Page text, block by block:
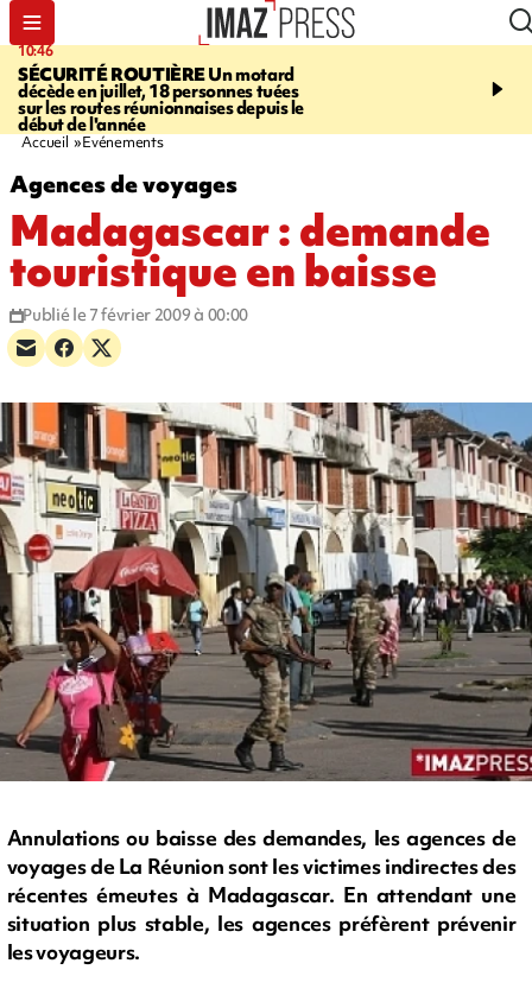
10:46
SÉCURITÉ ROUTIÈREUn motard
décède en juillet, 18 personnes tuées
sur les routes réunionnaises depuis le
début de l'année
13:49
mineurs - un courrier
Accueil Evénements
Agences de voyages
Madagascar : demande
touristique en baisse
Publié le 7 février 2009 à 00:00
Annulations ou baisse des demandes, les agences de
voyages de La Réunion sont les victimes indirectes des
récentes émeutes à Madagascar. En attendant une
situation plus stable, les agences préfèrent prévenir
les voyageurs.